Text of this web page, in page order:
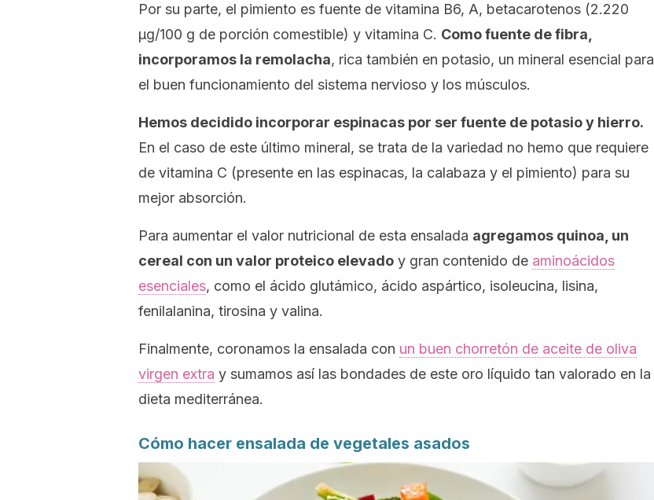
Por su parte, el pimiento es fuente de vitamina B6, A, betacarotenos (2.220
μg/100 g de porción comestible) y vitamina C. Como fuente de fibra,
incorporamos la remolacha, rica también en potasio, un mineral esencial para
el buen funcionamiento del sistema nervioso y los músculos.
Hemos decidido incorporar espinacas por ser fuente de potasio y hierro.
En el caso de este último mineral, se trata de la variedad no hemo que requiere
de vitamina C (presente en las espinacas, la calabaza y el pimiento) para su
mejor absorción.
Para aumentar el valor nutricional de esta ensalada agregamos quinoa, un
cereal con un valor proteico elevado y gran contenido de aminoácidos
esenciales, como el ácido glutámico, ácido aspártico, isoleucina, lisina,
fenilalanina, tirosina y valina.
Finalmente, coronamos la ensalada con un buen chorretón de aceite de oliva
virgen extra y sumamos así las bondades de este oro líquido tan valorado en la
dieta mediterránea.
Cómo hacer ensalada de vegetales asados